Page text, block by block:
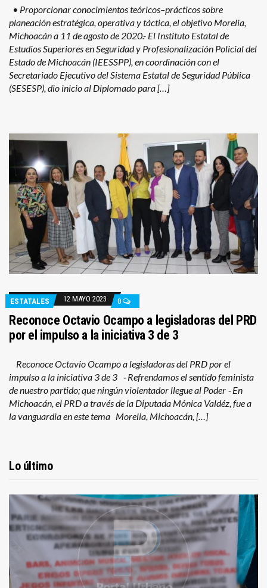
• Proporcionar conocimientos teóricos–prácticos sobre
planeación estratégica, operativa y táctica, el objetivo Morelia,
Michoacán a 11 de agosto de 2020.- El Instituto Estatal de
Estudios Superiores en Seguridad y Profesionalización Policial del
Estado de Michoacán (IEESSPP), en coordinación con el
Secretariado Ejecutivo del Sistema Estatal de Seguridad Pública
(SESESP), dio inicio al Diplomado para […]
ESTATALES 12 MAYO 2023 0
Reconoce Octavio Ocampo a legisladoras del PRD
por el impulso a la iniciativa 3 de 3
Reconoce Octavio Ocampo a legisladoras del PRD por el
impulso a la iniciativa 3 de 3 ⁃ Refrendamos el sentido feminista
de nuestro partido; que ningún violentador llegue al Poder ⁃ En
Michoacán, el PRD a través de la Diputada Mónica Valdéz, fue a
la vanguardia en este tema Morelia, Michoacán, […]
Lo último